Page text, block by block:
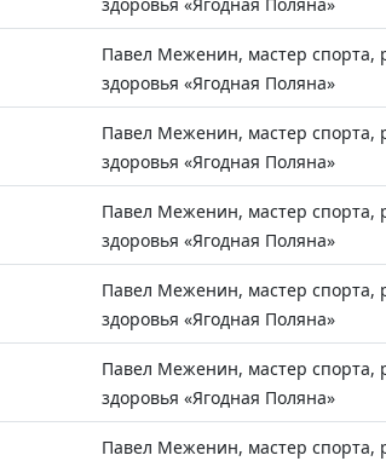
Павел Меженин, мастер спорта,
здоровья «Ягодная Поляна»
Павел Меженин, мастер спорта,
здоровья «Ягодная Поляна»
Павел Меженин, мастер спорта,
здоровья «Ягодная Поляна»
Павел Меженин, мастер спорта,
здоровья «Ягодная Поляна»
Павел Меженин, мастер спорта,
здоровья «Ягодная Поляна»
Павел Меженин, мастер спорта,